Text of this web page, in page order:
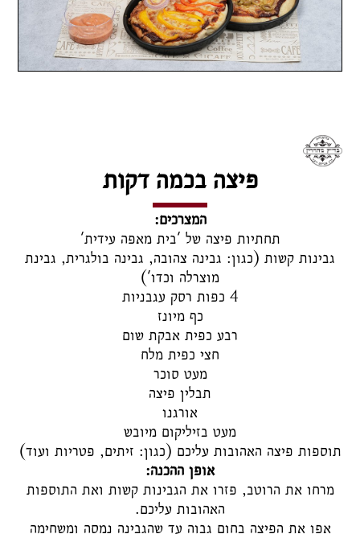
פיצה בכמה דקות
המצרכים:
תחתיות פיצה של 'בית מאפה עידית'
מוצרלה וכדו')
4 כפות רסק עגבניות
כף מיונז
רבע כפית אבקת שום
חצי כפית מלח
מעט סוכר
תבלין פיצה
אורגנו
מעט בזיליקום מיובש
תוספות פיצה האהובות עליכם (כגון: זיתים, פטריות ועוד)
אופן ההכנה:
האהובות עליכם.